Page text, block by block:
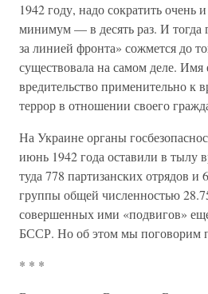
1942 году, надо сократить очень
минимум — в десять раз. И тогда
за линией фронта» сожмется до
существовала на самом деле.
вредительство применительно к
террор в отношении своего
На Украине органы
июнь 1942 года оставили в тылу
туда 778 партизанских отрядов
группы общей численностью
совершенных ими «подвигов»
БССР. Но об этом мы поговорим
* * *